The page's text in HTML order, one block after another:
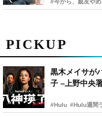
PICKUP
黒木メイサが
子 –上野中央
#Hulu #Hulu週間
#今から、親友やめ